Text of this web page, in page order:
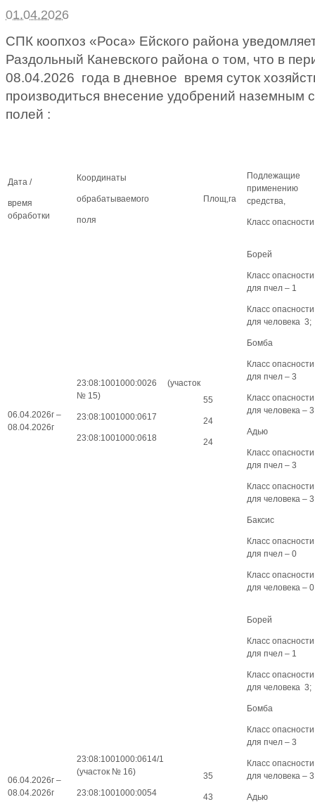
01.04.2026
СПК коопхоз «Роса» Ейского района
Раздольный Каневского района о том, что в
08.04.2026 года в дневное время суток
производиться внесение удобрений
полей :
Дата /
время
обработки
Координаты
обрабатываемого
поля
Площ,га
Подлежащие
применению
средства,
Класс опасности
06.04.2026г –
08.04.2026г
23:08:1001000:0026 (участок
№ 15)
23:08:1001000:0617
23:08:1001000:0618
55
24
24
Борей
Класс опасности
для пчел – 1
Класс опасности
для человека 3;
Бомба
Класс опасности
для пчел – 3
Класс опасности
для человека –
Адью
Класс опасности
для пчел – 3
Класс опасности
для человека –
Баксис
Класс опасности
для пчел – 0
Класс опасности
для человека –
06.04.2026г –
08.04.2026г
23:08:1001000:0614/1
(участок № 16)
23:08:1001000:0054
35
43
Борей
Класс опасности
для пчел – 1
Класс опасности
для человека 3;
Бомба
Класс опасности
для пчел – 3
Класс опасности
для человека –
Адью